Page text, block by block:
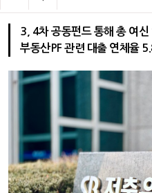
3, 4차 공동펀드 통해 총 여신
부동산PF 관련 대출 연체율